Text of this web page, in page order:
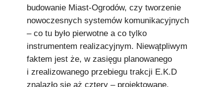
budowanie Miast-Ogrodów, czy tworzenie
nowoczesnych systemów komunikacyjnych
– co tu było pierwotne a co tylko
instrumentem realizacyjnym. Niewątpliwym
faktem jest że, w zasięgu planowanego
i zrealizowanego przebiegu trakcji E.K.D
znalazło się aż cztery – projektowane,